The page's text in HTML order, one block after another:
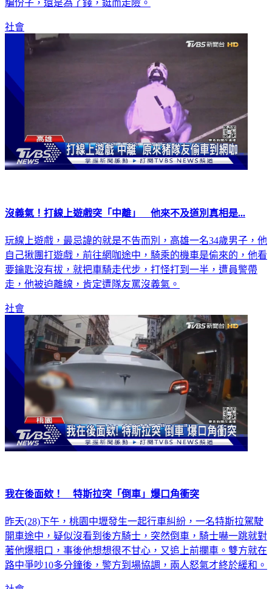
騙份子，還是為了錢，鋌而走險。
社會
沒義氣！打線上遊戲突「中離」 他來不及道別真相是...
玩線上遊戲，最忌諱的就是不告而別，高雄一名34歲男子，他
自己揪團打遊戲，前往網咖途中，騎乘的機車是偷來的，他看
要鑰匙沒有拔，就把車騎走代步，打怪打到一半，遭員警帶
走，他被迫離線，肯定遭隊友罵沒義氣。
社會
我在後面欸！ 特斯拉突「倒車」爆口角衝突
昨天(28)下午，桃園中壢發生一起行車糾紛，一名特斯拉駕駛
開車途中，疑似沒看到後方騎士，突然倒車，騎士嚇一跳就對
著他爆粗口，事後他想想很不甘心，又追上前攔車。雙方就在
路中爭吵10多分鐘後，警方到場協調，兩人怒氣才終於緩和。